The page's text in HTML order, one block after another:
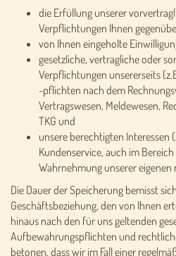
die Erfüllung unserer
Verpflichtungen Ihnen
von Ihnen eingeholte
gesetzliche, vertragliche oder
Verpflichtungen unsererseits
-pflichten nach dem
Vertragswesen, Meldewesen,
TKG und
unsere berechtigten Interessen
Kundenservice, auch im
Wahrnehmung unserer
Die Dauer der Speicherung bemisst
Geschäftsbeziehung, den von Ihnen
hinaus nach den für uns geltenden
Aufbewahrungspflichten und
betonen, dass wir im Fall einer